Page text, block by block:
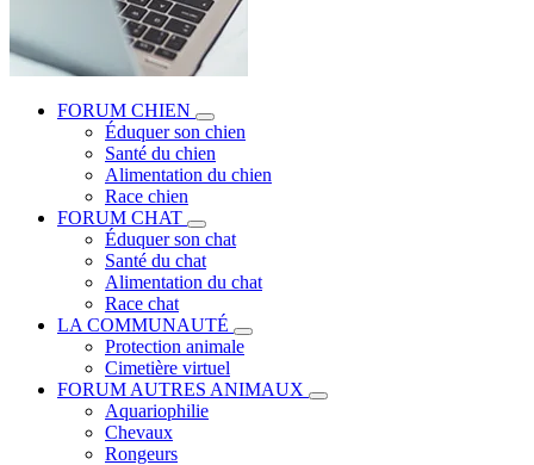
FORUM CHIEN
Éduquer son chien
Santé du chien
Alimentation du chien
Race chien
FORUM CHAT
Éduquer son chat
Santé du chat
Alimentation du chat
Race chat
LA COMMUNAUTÉ
Protection animale
Cimetière virtuel
FORUM AUTRES ANIMAUX
Aquariophilie
Chevaux
Rongeurs